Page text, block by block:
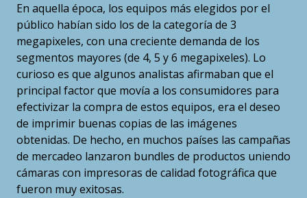
En aquella época, los equipos más elegidos por el
público habían sido los de la categoría de 3
megapixeles, con una creciente demanda de los
segmentos mayores (de 4, 5 y 6 megapixeles). Lo
curioso es que algunos analistas afirmaban que el
principal factor que movía a los consumidores para
efectivizar la compra de estos equipos, era el deseo
de imprimir buenas copias de las imágenes
obtenidas. De hecho, en muchos países las campañas
de mercadeo lanzaron bundles de productos uniendo
cámaras con impresoras de calidad fotográfica que
fueron muy exitosas.